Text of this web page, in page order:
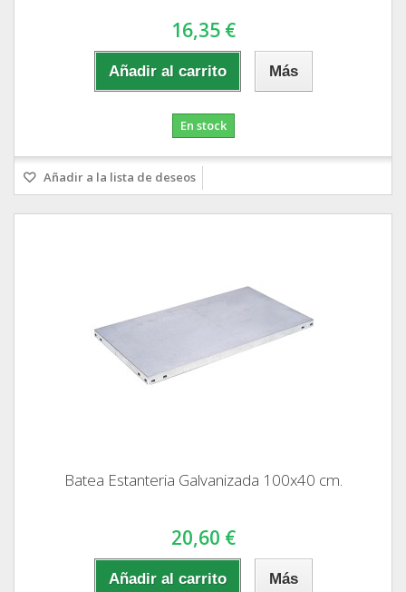
16,35 €
Añadir al carrito Más
En stock
Añadir a la lista de deseos
Batea Estanteria Galvanizada 100x40 cm.
20,60 €
Añadir al carrito Más